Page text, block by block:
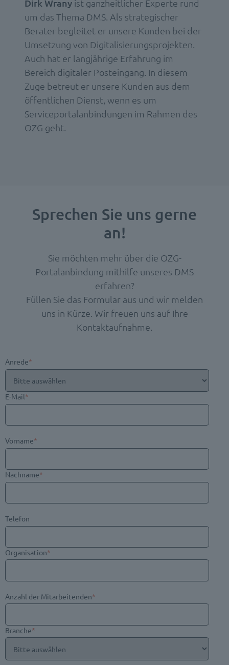
Dirk Wrany ist ganzheitlicher Experte rund
um das Thema DMS. Als strategischer
Berater begleitet er unsere Kunden bei der
Umsetzung von Digitalisierungsprojekten.
Auch hat er langjährige Erfahrung im
Bereich digitaler Posteingang. In diesem
Zuge betreut er unsere Kunden aus dem
öffentlichen Dienst, wenn es um
Serviceportalanbindungen im Rahmen des
OZG geht.
Sprechen Sie uns gerne
an!
Sie möchten mehr über die OZG-
Portalanbindung mithilfe unseres DMS
erfahren?
Füllen Sie das Formular aus und wir melden
uns in Kürze. Wir freuen uns auf Ihre
Kontaktaufnahme.
Anrede*
E-Mail*
Vorname*
Nachname*
Telefon
Organisation*
Anzahl der Mitarbeitenden*
Branche*